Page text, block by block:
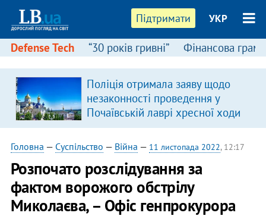
Підтримати УКР
Defense Tech “30 років гривні” Фінансова
Поліція отримала заяву щодо
незаконності проведення у
Почаївській лаврі хресної ходи
Головна — Суспільство — Війна — 11 листопада 2022, 12:17
Розпочато розслідування за
фактом ворожого обстрілу
Миколаєва, – Офіс генпрокурора